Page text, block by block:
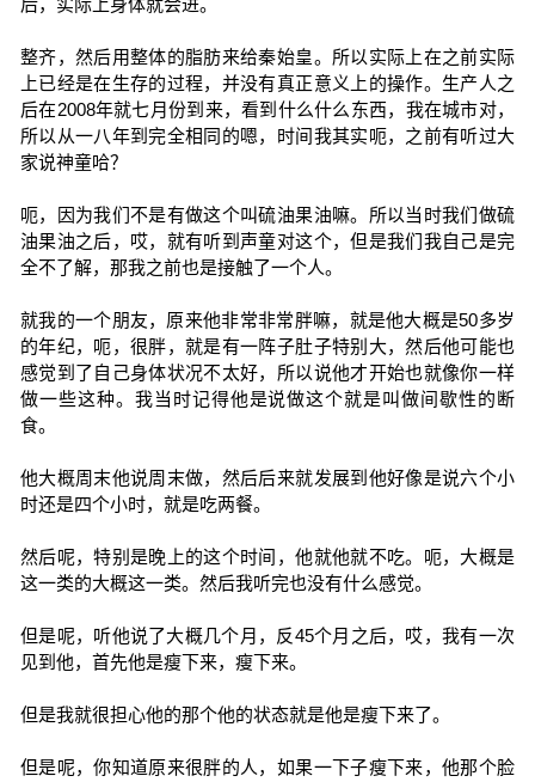
后，实际上身体就会进。
整齐，然后用整体的脂肪来给秦始皇。所以实际上在之前实际
上已经是在生存的过程，并没有真正意义上的操作。生产人之
后在2008年就七月份到来，看到什么什么东西，我在城市对，
所以从一八年到完全相同的嗯，时间我其实呃，之前有听过大
家说神童哈？
呃，因为我们不是有做这个叫硫油果油嘛。所以当时我们做硫
油果油之后，哎，就有听到声童对这个，但是我们我自己是完
全不了解，那我之前也是接触了一个人。
就我的一个朋友，原来他非常非常胖嘛，就是他大概是50多岁
的年纪，呃，很胖，就是有一阵子肚子特别大，然后他可能也
感觉到了自己身体状况不太好，所以说他才开始也就像你一样
做一些这种。我当时记得他是说做这个就是叫做间歇性的断
食。
他大概周末他说周末做，然后后来就发展到他好像是说六个小
时还是四个小时，就是吃两餐。
然后呢，特别是晚上的这个时间，他就他就不吃。呃，大概是
这一类的大概这一类。然后我听完也没有什么感觉。
但是呢，听他说了大概几个月，反45个月之后，哎，我有一次
见到他，首先他是瘦下来，瘦下来。
但是我就很担心他的那个他的状态就是他是瘦下来了。
但是呢，你知道原来很胖的人，如果一下子瘦下来，他那个脸